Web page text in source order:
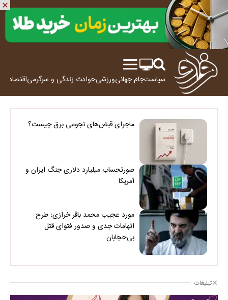
سیاستجام جهانیورزشیحوادث زندگی و سرگرمیاقتصاد
ماجرای قبض‌های نجومی برق چیست؟
صورتحساب میلیارد دلاری جنگ ایران و
آمریکا
مورد عجیب محمد باقر خرازی؛ طرح
اتهامات جدی و صدور فتوای قتل
بی‌حجابان
تبلیغات